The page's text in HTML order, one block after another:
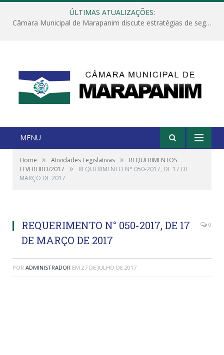
ÚLTIMAS ATUALIZAÇÕES:
Câmara Municipal de Marapanim discute estratégias de segurança com autoridades e poder executivo
MENU
Home » Atividades Legislativas »
REQUERIMENTOS
FEVEREIRO/2017
»
REQUERIMENTO N° 050-2017, DE 17 DE
MARÇO DE 2017
REQUERIMENTO N° 050-2017, DE 17
DE MARÇO DE 2017
0
POR ADMINISTRADOR EM 27 DE JULHO DE 2017